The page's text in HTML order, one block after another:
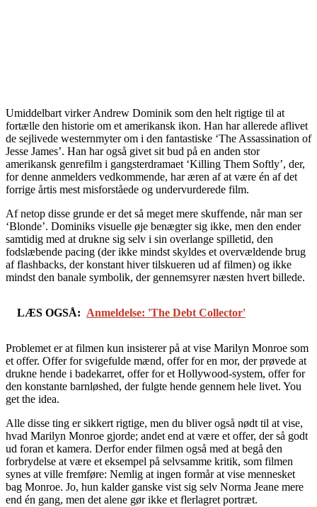
Umiddelbart virker Andrew Dominik som den helt rigtige til at
fortælle den historie om et amerikansk ikon. Han har allerede aflivet
de sejlivede westernmyter om i den fantastiske ‘The Assassination of
Jesse James’. Han har også givet sit bud på en anden stor
amerikansk genrefilm i gangsterdramaet ‘Killing Them Softly’, der,
for denne anmelders vedkommende, har æren af at være én af det
forrige årtis mest misforståede og undervurderede film.
Af netop disse grunde er det så meget mere skuffende, når man ser
‘Blonde’. Dominiks visuelle øje benægter sig ikke, men den ender
samtidig med at drukne sig selv i sin overlange spilletid, den
fodslæbende pacing (der ikke mindst skyldes et overvældende brug
af flashbacks, der konstant hiver tilskueren ud af filmen) og ikke
mindst den banale symbolik, der gennemsyrer næsten hvert billede.
LÆS OGSÅ: Anmeldelse: 'The Debt Collector'
Problemet er at filmen kun insisterer på at vise Marilyn Monroe som
et offer. Offer for svigefulde mænd, offer for en mor, der prøvede at
drukne hende i badekarret, offer for et Hollywood-system, offer for
den konstante barnløshed, der fulgte hende gennem hele livet. You
get the idea.
Alle disse ting er sikkert rigtige, men du bliver også nødt til at vise,
hvad Marilyn Monroe gjorde; andet end at være et offer, der så godt
ud foran et kamera. Derfor ender filmen også med at begå den
forbrydelse at være et eksempel på selvsamme kritik, som filmen
synes at ville fremføre: Nemlig at ingen formår at vise mennesket
bag Monroe. Jo, hun kalder ganske vist sig selv Norma Jeane mere
end én gang, men det alene gør ikke et flerlagret portræt.